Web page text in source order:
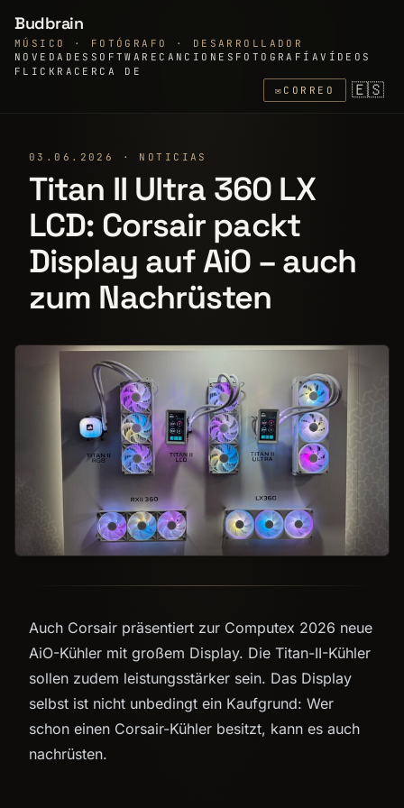
Budbrain
MÚSICO · FOTÓGRAFO · DESARROLLADOR
NOVEDADES SOFTWARE CANCIONES FOTOGRAFÍAVÍDEOS
FLICKR ACERCA DE
✉ CORREO 🇪🇸
03.06.2026 · NOTICIAS
Titan II Ultra 360 LX
LCD: Corsair packt
Display auf AiO – auch
zum Nachrüsten
Auch Corsair präsentiert zur Computex 2026 neue
AiO-Kühler mit großem Display. Die Titan-II-Kühler
sollen zudem leistungsstärker sein. Das Display
selbst ist nicht unbedingt ein Kaufgrund: Wer
schon einen Corsair-Kühler besitzt, kann es auch
nachrüsten.